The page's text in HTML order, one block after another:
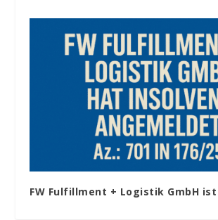
FW Fulfillment + Logistik GmbH